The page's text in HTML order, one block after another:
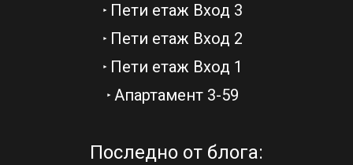
Пети етаж Вход 3
Пети етаж Вход 2
Пети етаж Вход 1
Апартамент 3-59
Последно от блога: